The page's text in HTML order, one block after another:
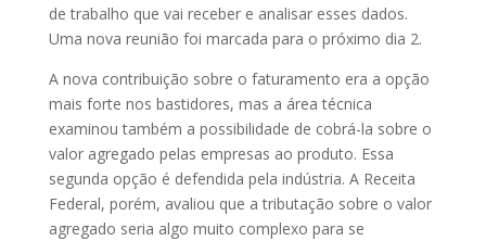
de trabalho que vai receber e analisar esses dados.
Uma nova reunião foi marcada para o próximo dia 2.
A nova contribuição sobre o faturamento era a opção
mais forte nos bastidores, mas a área técnica
examinou também a possibilidade de cobrá-la sobre o
valor agregado pelas empresas ao produto. Essa
segunda opção é defendida pela indústria. A Receita
Federal, porém, avaliou que a tributação sobre o valor
agregado seria algo muito complexo para se